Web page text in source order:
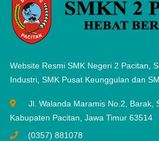
Website Resmi SMK Negeri 2 Pacitan,
Industri, SMK Pusat Keunggulan dan
Jl. Walanda Maramis No.2, Barak,
Kabupaten Pacitan, Jawa Timur 63514
(0357) 881078